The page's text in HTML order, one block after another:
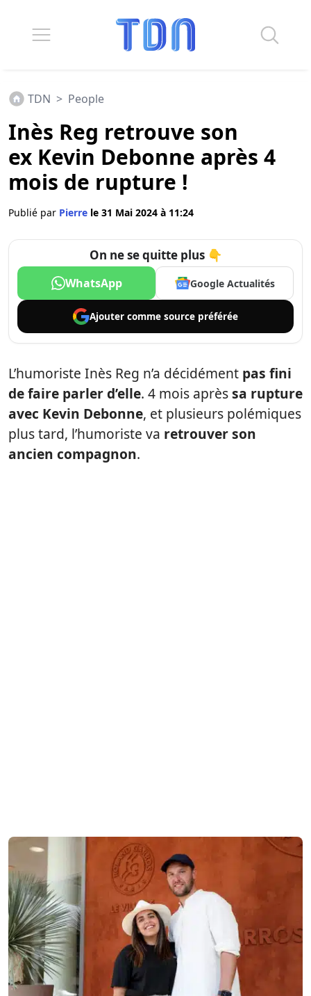
TDN > People
Inès Reg retrouve son
ex Kevin Debonne après 4
mois de rupture !
Publié par Pierre le 31 Mai 2024 à 11:24
On ne se quitte plus 👇
WhatsApp Google Actualités
Ajouter comme source préférée
L’humoriste Inès Reg n’a décidément pas fini
de faire parler d’elle. 4 mois aprèssa rupture
avec Kevin Debonne, et plusieurs polémiques
plus tard, l’humoriste va retrouver son
ancien compagnon.